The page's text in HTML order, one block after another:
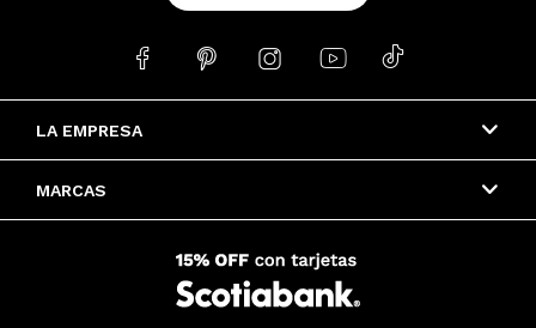
LA EMPRESA
MARCAS
    